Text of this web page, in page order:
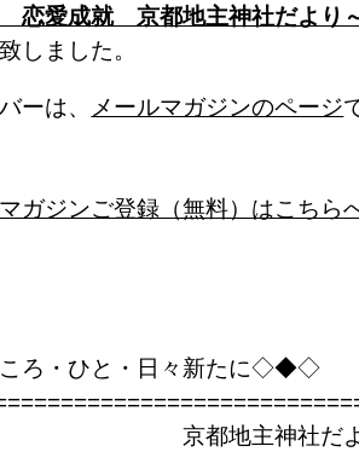
恋愛成就 京都地主神社だより
しました。
ーは、 メールマガジンのページ
ガジンご登録（無料）はこちら
ろ・ひと・日々新たに◇◆◇
主神社だ